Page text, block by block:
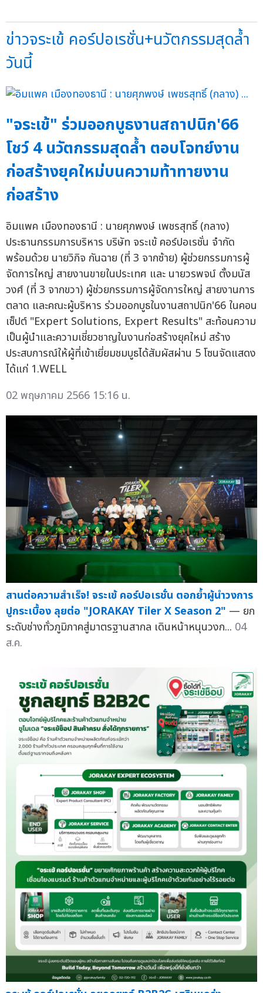
ข่าวจระเข้ คอร์ปอเรชั่น+นวัตกรรมสุดล้ำ
วันนี้
"จระเข้" ร่วมออกบูธงานสถาปนิก'66
โชว์ 4 นวัตกรรมสุดล้ำ ตอบโจทย์งาน
ก่อสร้างยุคใหม่บนความท้าทายงาน
ก่อสร้าง
อิมแพค เมืองทองธานี : นายศุภพงษ์ เพชรสุทธิ์ (กลาง)
ประธานกรรมการบริหาร บริษัท จระเข้ คอร์ปอเรชั่น จำกัด
พร้อมด้วย นายวิกิจ กันฉาย (ที่ 3 จากซ้าย) ผู้ช่วยกรรมการผู้
จัดการใหญ่ สายงานขายในประเทศ และ นายวรพจน์ ตั้งมนัส
วงศ์ (ที่ 3 จากขวา) ผู้ช่วยกรรมการผู้จัดการใหญ่ สายงานการ
ตลาด และคณะผู้บริหาร ร่วมออกบูธในงานสถาปนิก'66 ในคอน
เซ็ปต์ "Expert Solutions, Expert Results" สะท้อนความ
เป็นผู้นำและความเชี่ยวชาญในงานก่อสร้างยุคใหม่ สร้าง
ประสบการณ์ให้ผู้ที่เข้าเยี่ยมชมบูธได้สัมผัสผ่าน 5 โซนจัดแสดง
ได้แก่ 1.WELL
02 พฤษภาคม 2566 15:16 น.
สานต่อความสำเร็จ! จระเข้ คอร์ปอเรชั่น ตอกย้ำผู้นำวงการ
ปูกระเบื้อง ลุยต่อ "JORAKAY Tiler X Season 2" — ยก
ระดับช่างทั่วภูมิภาคสู่มาตรฐานสากล เดินหน้าหนุนวงก... 04
ส.ค.